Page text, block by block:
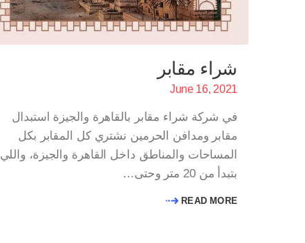
شراء مقابر
June 16, 2021
في شركة شراء مقابر بالقاهرة والجيزة استبدال
مقابر ومدافن الحرمين نشتري كل المقابر بكل
المساحات والمناطق داخل القاهرة والجيزة، واللي
بتبدأ من 20 متر وحتى…
READ MORE